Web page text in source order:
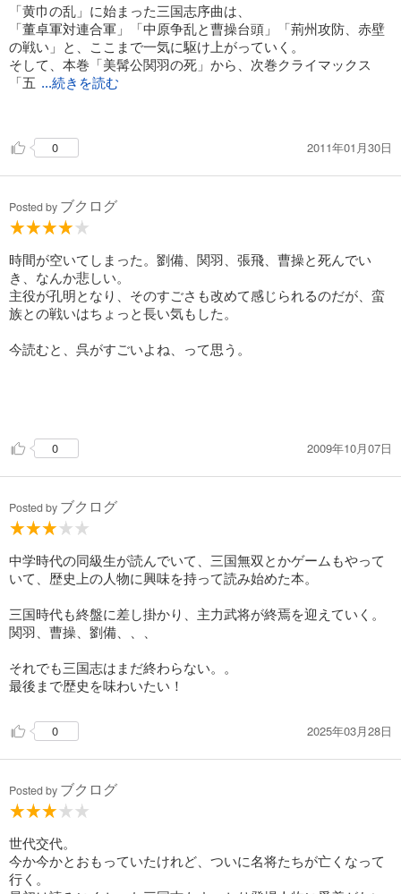
ことに思い当たった」
→一つ目の続きで語られた訓示である。強敵が現れたからとい
っても、弱点はあるものだし、視点や発想を広げることでそれ
が見えてくるものなのだ。私が今後、仕事等で困難にぶつかっ
た時に思い出してみよう。
「黄巾の乱」に始まった三国志序曲は、
「董卓軍対連合軍」「中原争乱と曹操台頭」「荊州攻防、赤壁
の戦い」と、ここまで一気に駆け上がっていく。
そして、本巻「美髯公関羽の死」から、次巻クライマックス
「五 ...続きを読む
孔明渾身の未来への手紙 "出師の表"とは。
涙なしには、、、
どうぞ、泣ける詩を。
いや改めて、この長編は深いと思った今日。
0 2011年01月30日
Posted by ブクログ
時間が空いてしまった。劉備、関羽、張飛、曹操と死んでい
き、なんか悲しい。
主役が孔明となり、そのすごさも改めて感じられるのだが、蛮
族との戦いはちょっと長い気もした。
今読むと、呉がすごいよね、って思う。
0 2009年10月07日
Posted by ブクログ
中学時代の同級生が読んでいて、三国無双とかゲームもやって
いて、歴史上の人物に興味を持って読み始めた本。
三国時代も終盤に差し掛かり、主力武将が終焉を迎えていく。
関羽、曹操、劉備、、、
それでも三国志はまだ終わらない。。
最後まで歴史を味わいたい！
0 2025年03月28日
Posted by ブクログ
世代交代。
今か今かとおもっていたけれど、ついに名将たちが亡くなって
行く。